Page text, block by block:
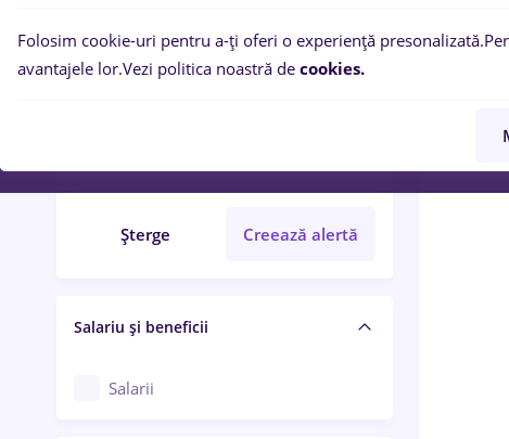
Filtre
Șterge Creează alertă
Salariu și beneficii
Salarii
0
Folosim cookie-uri pentru a-ți oferi o experiență presonalizată.
avantajele lor.Vezi politica noastră de cookies.